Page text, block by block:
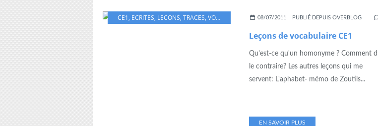
CE1, ECRITES, LECONS, TRACES, VOCABULAIRE 08/07/2011 PUBLIÉ DEPUIS OVERBLOG
Leçons de vocabulaire CE1
Qu'est-ce qu'un homonyme ? Comment
le contraire? Les autres leçons qui me
servent: L'aphabet- mémo de Zoutils...
EN SAVOIR PLUS